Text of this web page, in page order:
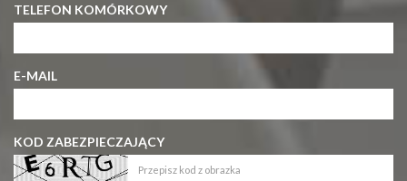
TELEFON KOMÓRKOWY
E-MAIL
KOD ZABEZPIECZAJĄCY